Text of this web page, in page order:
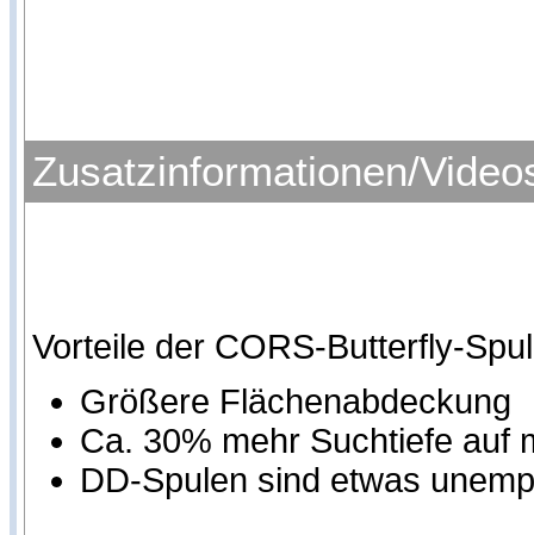
Zusatzinformationen/
Vorteile der CORS-Butterfly-
Größere Flächenabdeckung
Ca. 30% mehr Suchtiefe auf
DD-Spulen sind etwas